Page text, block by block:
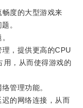
度的大型游戏来
。
，提供更高的CPU
用，从而使得游戏的
管理功能。
的网络连接，从而